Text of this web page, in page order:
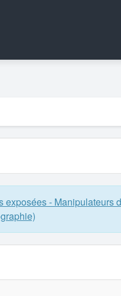
exposées - Manipulateurs